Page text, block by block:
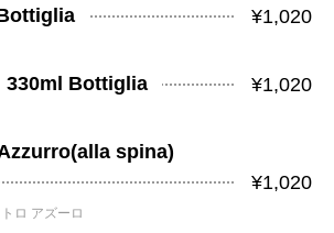
¥1,020
Bottiglia ¥1,020
spina)
¥1,020
ロ アズーロ